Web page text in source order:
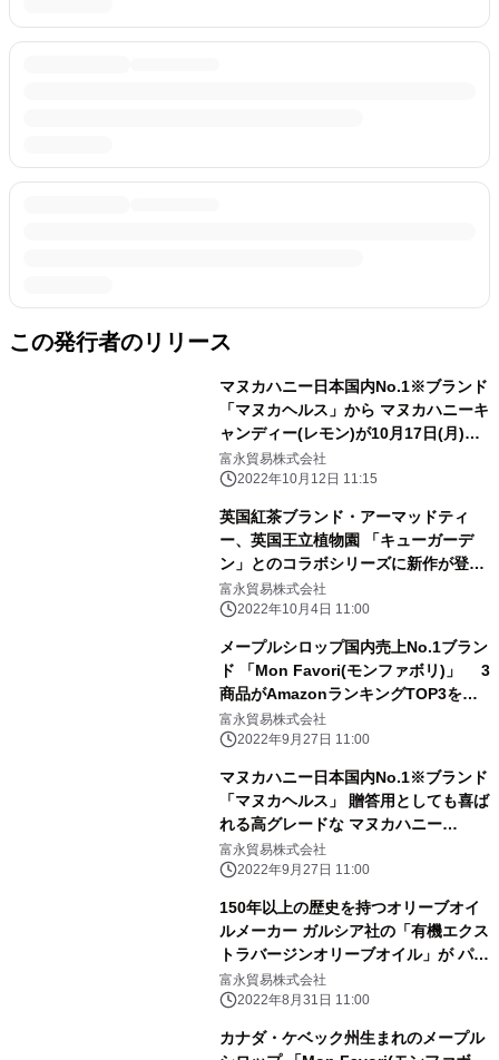
この発行者のリリース
マヌカハニー日本国内No.1※ブランド
「マヌカヘルス」から マヌカハニーキ
ャンディー(レモン)が10月17日(月)新
発売！
富永貿易株式会社
2022年10月12日 11:15
英国紅茶ブランド・アーマッドティ
ー、英国王立植物園 「キューガーデ
ン」とのコラボシリーズに新作が登
場！ ～ギフトにも最適な4種ティーバ
ッグセレクション缶～
富永貿易株式会社
2022年10月4日 11:00
メープルシロップ国内売上No.1ブラン
ド 「Mon Favori(モンファボリ)」 3
商品がAmazonランキングTOP3を独
占！
富永貿易株式会社
2022年9月27日 11:00
マヌカハニー日本国内No.1※ブランド
「マヌカヘルス」 贈答用としても喜ば
れる高グレードな マヌカハニー
MGO700+(専用ボックス付き)を 10月
3日(月)より販売開始！
富永貿易株式会社
2022年9月27日 11:00
150年以上の歴史を持つオリーブオイ
ルメーカー ガルシア社の「有機エクス
トラバージンオリーブオイル」が パッ
ケージをリニューアルし9月上旬より
順次切替！
富永貿易株式会社
2022年8月31日 11:00
カナダ・ケベック州生まれのメープル